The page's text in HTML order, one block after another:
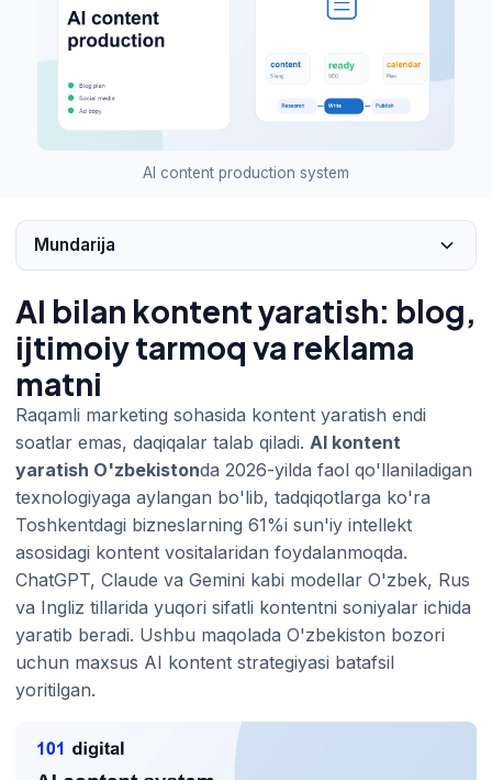
AI content production system
Mundarija
AI bilan kontent yaratish: blog,
ijtimoiy tarmoq va reklama
matni
Raqamli marketing sohasida kontent yaratish endi
soatlar emas, daqiqalar talab qiladi. AI kontent
yaratish O'zbekistonda 2026-yilda faol qo'llaniladigan
texnologiyaga aylangan bo'lib, tadqiqotlarga ko'ra
Toshkentdagi bizneslarning 61%i sun'iy intellekt
asosidagi kontent vositalaridan foydalanmoqda.
ChatGPT, Claude va Gemini kabi modellar O'zbek, Rus
va Ingliz tillarida yuqori sifatli kontentni soniyalar ichida
yaratib beradi. Ushbu maqolada O'zbekiston bozori
uchun maxsus AI kontent strategiyasi batafsil
yoritilgan.